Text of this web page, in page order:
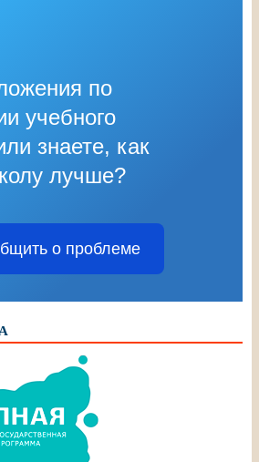
по
учебного
знаете, как
лучше?
о проблеме